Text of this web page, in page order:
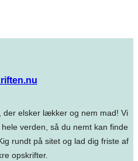
der elsker lækker og nem mad! Vi
verden, så du nemt kan finde
rundt på sitet og lad dig friste af
opskrifter.